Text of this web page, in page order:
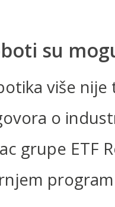
su
više
o
grupe ETF